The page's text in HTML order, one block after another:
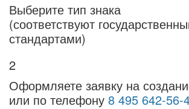
Выберите тип знака
(соответствуют
стандартами)
2
Оформляете заявку на
или по телефону 8 495 642-56-